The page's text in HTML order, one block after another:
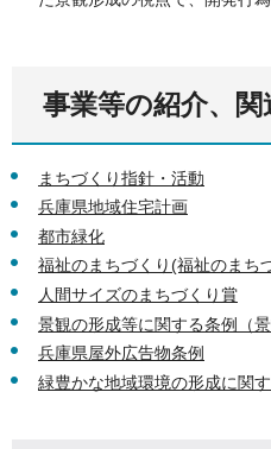
事業等の紹介、
まちづくり指針・活動
兵庫県地域住宅計画
都市緑化
福祉のまちづくり(福祉のまち
人間サイズのまちづくり賞
景観の形成等に関する条例（景
兵庫県屋外広告物条例
緑豊かな地域環境の形成に関す